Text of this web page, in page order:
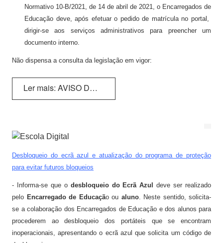
Carregar cartão - online
Provas e Exames 25/26
IAVE - Calendário 2025/2026
Podcasts
Jornal Online - FGnotícias
@flavio_AEDFG
@be_abrir_livros
CONCURSOS
Normativo 10-B/2021, de 14 de abril de 2021, o Encarregados de
Educação deve, após efetuar o pedido de matrícula no portal,
dirigir-se aos serviços administrativos para preencher um
documento interno.
Não dispensa a consulta da legislação em vigor:
Ler mais: AVISO DE MATRÍCULA Pré-escolar e 1.º Ano
Desbloqueio do ecrã azul e atualização do programa de proteção
para evitar futuros bloqueios
- Informa-se que o desbloqueio do Ecrã Azul
deve ser realizado
pelo Encarregado de Educação ou aluno.
Neste sentido, solicita-
se a colaboração dos Encarregados de Educação e dos alunos para
procederem ao desbloqueio dos portáteis que se encontram
inoperacionais, apresentando o ecrã azul que solicita um código de